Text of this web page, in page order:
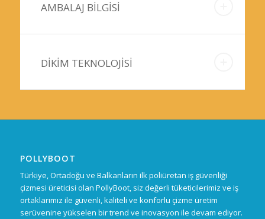
AMBALAJ BİLGİSİ
DİKİM TEKNOLOJİSİ
POLLYBOOT
Türkiye, Ortadoğu ve Balkanların ilk poliüretan iş güvenliği
çizmesi üreticisi olan PollyBoot, siz değerli tüketicilerimiz ve iş
ortaklarımız ile güvenli, kaliteli ve konforlu çizme üretim
serüvenine yükselen bir trend ve inovasyon ile devam ediyor.